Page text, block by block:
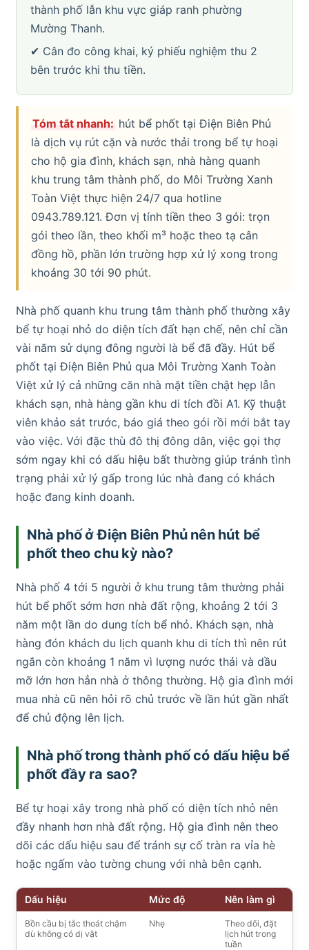
thành phố lẫn khu vực giáp ranh phường
Mường Thanh.
✔ Cân đo công khai, ký phiếu nghiệm thu 2
bên trước khi thu tiền.
Tóm tắt nhanh: hút bể phốt tại Điện Biên Phủ
là dịch vụ rút cặn và nước thải trong bể tự hoại
cho hộ gia đình, khách sạn, nhà hàng quanh
khu trung tâm thành phố, do Môi Trường Xanh
Toàn Việt thực hiện 24/7 qua hotline
0943.789.121. Đơn vị tính tiền theo 3 gói: trọn
gói theo lần, theo khối m³ hoặc theo tạ cân
đồng hồ, phần lớn trường hợp xử lý xong trong
khoảng 30 tới 90 phút.
Nhà phố quanh khu trung tâm thành phố thường xây
bể tự hoại nhỏ do diện tích đất hạn chế, nên chỉ cần
vài năm sử dụng đông người là bể đã đầy. Hút bể
phốt tại Điện Biên Phủ qua Môi Trường Xanh Toàn
Việt xử lý cả những căn nhà mặt tiền chật hẹp lẫn
khách sạn, nhà hàng gần khu di tích đồi A1. Kỹ thuật
viên khảo sát trước, báo giá theo gói rồi mới bắt tay
vào việc. Với đặc thù đô thị đông dân, việc gọi thợ
sớm ngay khi có dấu hiệu bất thường giúp tránh tình
trạng phải xử lý gấp trong lúc nhà đang có khách
hoặc đang kinh doanh.
Nhà phố ở Điện Biên Phủ nên hút bể
phốt theo chu kỳ nào?
Nhà phố 4 tới 5 người ở khu trung tâm thường phải
hút bể phốt sớm hơn nhà đất rộng, khoảng 2 tới 3
năm một lần do dung tích bể nhỏ. Khách sạn, nhà
hàng đón khách du lịch quanh khu di tích thì nên rút
ngắn còn khoảng 1 năm vì lượng nước thải và dầu
mỡ lớn hơn hẳn nhà ở thông thường. Hộ gia đình mới
mua nhà cũ nên hỏi rõ chủ trước về lần hút gần nhất
để chủ động lên lịch.
Nhà phố trong thành phố có dấu hiệu bể
phốt đầy ra sao?
Bể tự hoại xây trong nhà phố có diện tích nhỏ nên
đầy nhanh hơn nhà đất rộng. Hộ gia đình nên theo
dõi các dấu hiệu sau để tránh sự cố tràn ra vỉa hè
hoặc ngấm vào tường chung với nhà bên cạnh.
Dấu hiệu Mức độ Nên làm gì
Bồn cầu bị tắc thoát chậm
dù không có dị vật
Nhẹ
Theo dõi, đặt
lịch hút trong
tuần